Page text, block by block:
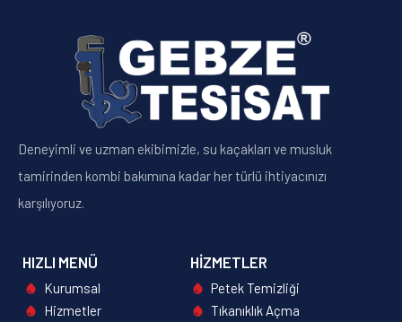
Gebze Su Kaçağı Tespit Servisi
Deneyimli ve uzman ekibimizle, su kaçakları ve musluk
tamirinden kombi bakımına kadar her türlü ihtiyacınızı
karşılıyoruz.
HIZLI MENÜ
Kurumsal
Hizmetler
HIZMETLER
Petek Temizliği
Tıkanıklık Açma